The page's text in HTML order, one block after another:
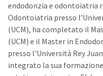
endodonzia e odontoiatria
Odontoiatria presso
(UCM), ha completato il
(UCM) e il Master in
presso l'Università Rey
integrato la sua